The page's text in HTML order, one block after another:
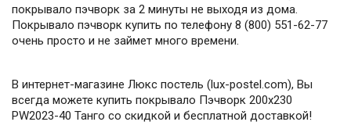
покрывало пэчворк за 2 минуты не выходя из дома.
Покрывало пэчворк купить по телефону 8 (800) 551-62-77
очень просто и не займет много времени.
В интернет-магазине Люкс постель (lux-postel.com), Вы
всегда можете купить покрывало Пэчворк 200х230
PW2023-40 Танго со скидкой и бесплатной доставкой!